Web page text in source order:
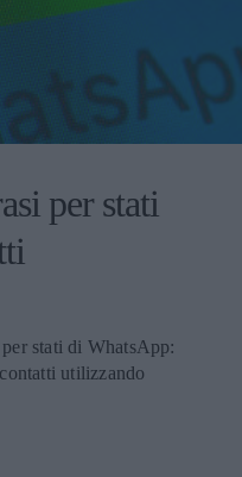
per stati
stati di WhatsApp:
utilizzando